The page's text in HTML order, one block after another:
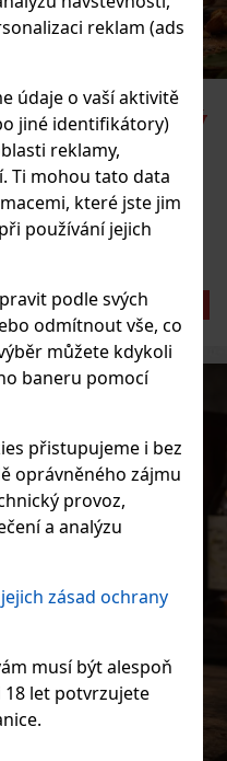
reklam (ads
údaje o vaší aktivitě
jiné identifikátory)
reklamy,
Ti mohou tato data
které jste jim
používání jejich
podle svých
odmítnout vše, co
můžete kdykoli
baneru pomocí
přistupujeme i bez
oprávněného zájmu
provoz,
a analýzu
zásad ochrany
musí být alespoň
18 let potvrzujete
italský likér, který
amaretta. Poznejte
jak chutná, a
jak si ho vychutnat.
ČÍST PŘÍSPĚVEK